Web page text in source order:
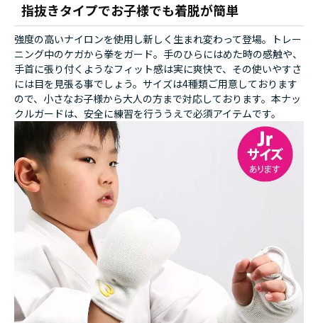
指抜きタイプでお子様でも着脱が簡単
強度の高いナイロンを使用し新しく生まれ変わって登場。トレー
ニング中のケガから拳をガード。手のひらにはめた時の感触や、
手首に張り付くようなフィット感は実に爽快で、その使いやすさ
には目を見張る事でしょう。サイズは4種類ご用意しております
ので、小さなお子様から大人の方まで対応しております。本ナッ
クルガードは、安全に練習を行ううえで必須アイテムです。